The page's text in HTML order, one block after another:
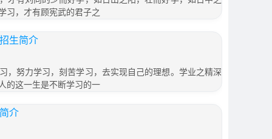
习，才有顾宪武的君子之
生简介
，努力学习，刻苦学习，去实现自己的理想。学业之精深
的这一生是不断学习的一
介